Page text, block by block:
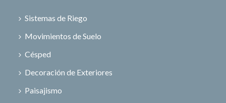
Sistemas de Riego
Movimientos de Suelo
Césped
Decoración de Exteriores
Paisajismo